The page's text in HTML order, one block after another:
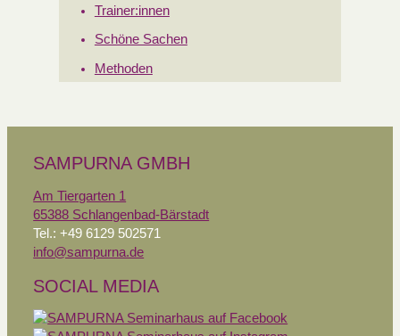
Trainer:innen
Schöne Sachen
Methoden
SAMPURNA GMBH
Am Tiergarten 1
65388 Schlangenbad-Bärstadt
Tel.: +49 6129 502571
info@sampurna.de
SOCIAL MEDIA